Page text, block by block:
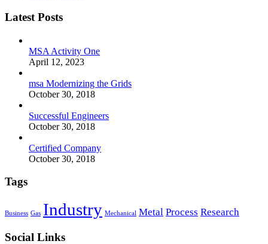
Latest Posts
MSA Activity One
April 12, 2023
msa Modernizing the Grids
October 30, 2018
Successful Engineers
October 30, 2018
Certified Company
October 30, 2018
Tags
Business Gas Industry Mechanical Metal Process Research
Social Links